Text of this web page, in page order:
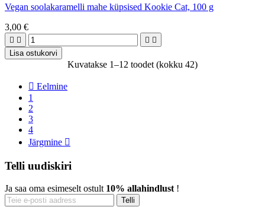
Vegan soolakaramelli mahe küpsised Kookie Cat, 100 g
3,00 €
   
Lisa ostukorvi
Kuvatakse 1–12 toodet (kokku 42)
 Eelmine
1
2
3
4
Järgmine 
Telli uudiskiri
Ja saa oma esimeselt ostult 10% allahindlust !